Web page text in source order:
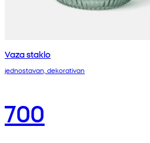
Vaza staklo
jednostavan, dekorativan
700